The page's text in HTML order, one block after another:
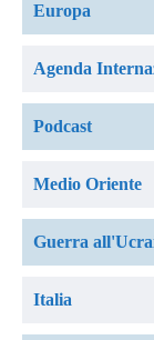
Europa
Agenda
Podcast
Medio Oriente
Guerra
Italia